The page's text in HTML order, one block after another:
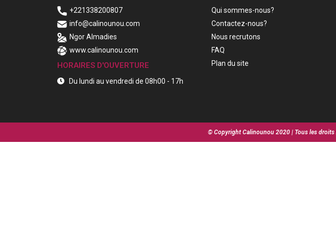
+221338200807
info@calinounou.com
Ngor Almadies
www.calinounou.com
HORAIRES D'OUVERTURE
Du lundi au vendredi de 08h00 - 17h
Qui sommes-nous?
Contactez-nous?
Nous recrutons
FAQ
Plan du site
© Copyright Calinounou 2020 | Tous les droits